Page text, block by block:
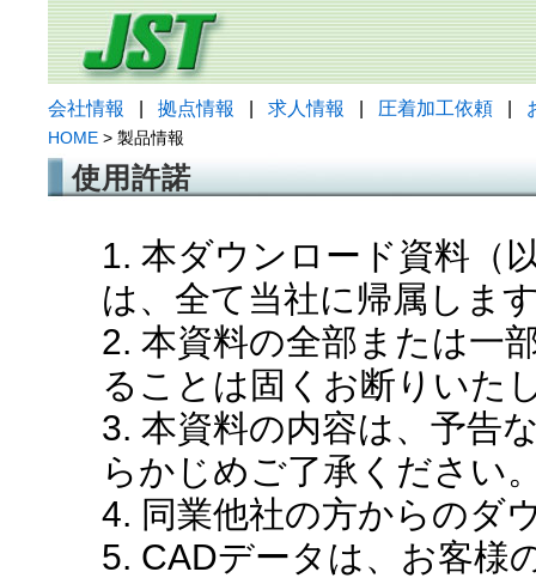
会社情報 拠点情報 求人情報 圧着加工依頼
HOME > 製品情報
使用許諾
1. 本ダウンロード資料（
は、全て当社に帰属しま
2. 本資料の全部または一
ることは固くお断りいた
3. 本資料の内容は、予告
らかじめご了承ください
4. 同業他社の方からのダ
5. CADデータは、お客様